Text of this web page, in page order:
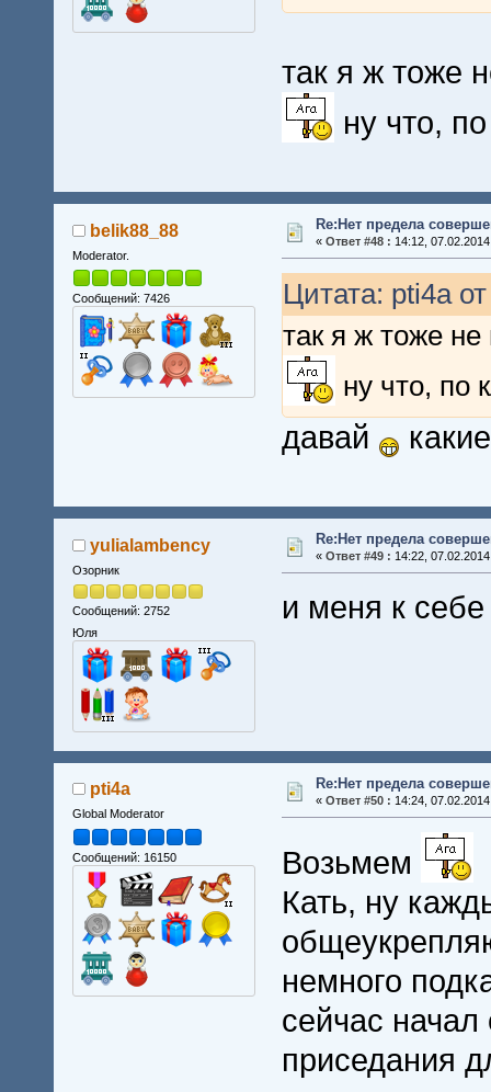
так я ж тоже
ну что,
belik88_88
Moderator.
Сообщений: 7426
Re:Нет предела
« Ответ #48 : 14:12,
Цитата: pti4a
так я ж тоже не
ну что, по
давай
yulialambency
Озорник
Сообщений: 2752
Юля
Re:Нет предела
« Ответ #49 : 14:22,
и меня к
pti4a
Global Moderator
Сообщений: 16150
Re:Нет предела
« Ответ #50 : 14:24,
Возьмем
Кать, ну
немного
сейчас начал
приседания